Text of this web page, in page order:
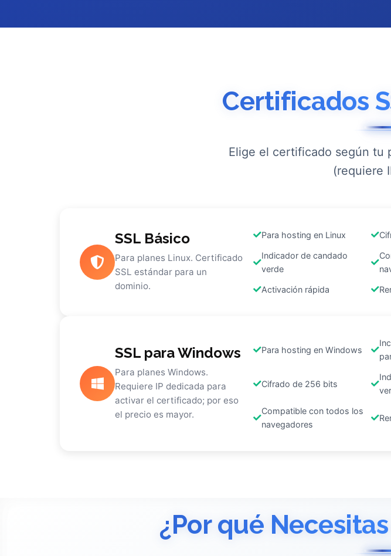
Certificados
Elige el certificado según tu
(requiere
SSL Básico
Para planes Linux. Certificado
SSL estándar para un
dominio.
Para hosting en Linux
Indicador de candado
verde
Activación rápida
SSL para Windows
Para planes Windows.
Requiere IP dedicada para
activar el certificado; por eso
el precio es mayor.
Para hosting en Windows
Cifrado de 256 bits
Compatible con todos los
navegadores
¿Por qué